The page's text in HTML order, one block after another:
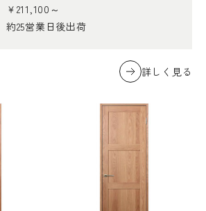
￥211,100～
約25営業日後出荷
詳しく見る